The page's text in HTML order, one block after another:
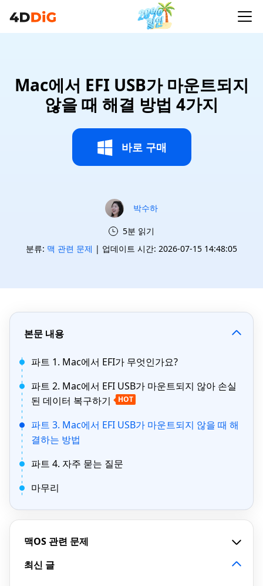
Mac에서 EFI USB가 마운트되지
않을 때 해결 방법 4가지
바로 구매
박수하
5분 읽기
분류: 맥 관련 문제 | 업데이트 시간: 2026-07-15 14:48:05
본문 내용
파트 1. Mac에서 EFI가 무엇인가요?
파트 2. Mac에서 EFI USB가 마운트되지 않아 손실
된 데이터 복구하기
HOT
파트 3. Mac에서 EFI USB가 마운트되지 않을 때 해
결하는 방법
파트 4. 자주 묻는 질문
마무리
맥OS 관련 문제
최신 글